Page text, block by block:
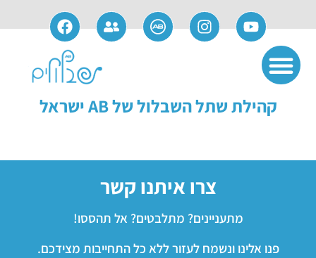
קהילת שתל השבלול של AB ישראל
צרו איתנו קשר
מתעניינים? מתלבטים? אל תהססו!
פנו אלינו ונשמח לעזור ללא כל התחייבות מצידכם.